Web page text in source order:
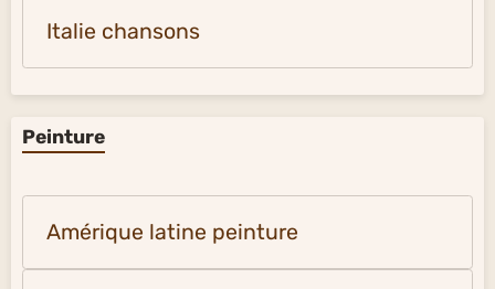
Italie chansons
Peinture
Amérique latine peinture